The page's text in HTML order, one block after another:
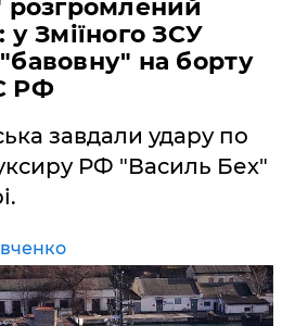
розгромлений
Зміїного ЗСУ
на борту
РФ
завдали удару по
РФ "Василь Бех"